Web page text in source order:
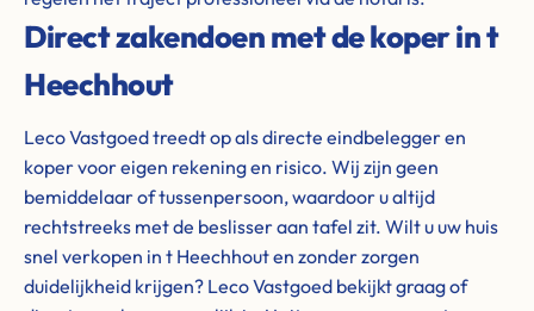
Direct zakendoen met de koper in t
Heechhout
Leco Vastgoed treedt op als directe eindbelegger en
koper voor eigen rekening en risico. Wij zijn geen
bemiddelaar of tussenpersoon, waardoor u altijd
rechtstreeks met de beslisser aan tafel zit. Wilt u uw huis
snel verkopen in t Heechhout en zonder zorgen
duidelijkheid krijgen? Leco Vastgoed bekijkt graag of